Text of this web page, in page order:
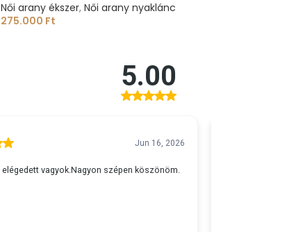
Női arany ékszer, Női arany nyaklánc
275.000 Ft